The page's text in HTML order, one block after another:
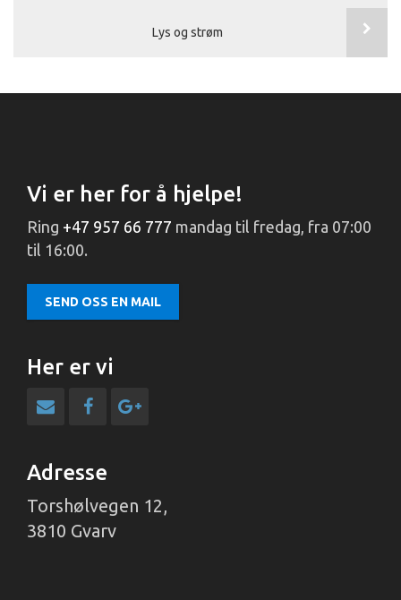
Lys og strøm
Vi er her for å hjelpe!
Ring +47 957 66 777 mandag til fredag, fra 07:00
til 16:00.
SEND OSS EN MAIL
Her er vi
Adresse
Torshølvegen 12,
3810 Gvarv